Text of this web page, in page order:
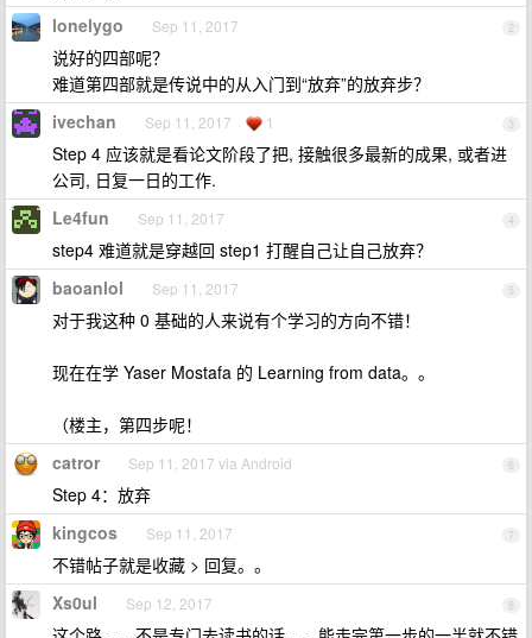
2
lonelygo Sep 11, 2017
说好的四部呢？
难道第四部就是传说中的从入门到“放弃”的放弃步？
3
ivechan Sep 11, 2017 1
Step 4 应该就是看论文阶段了把, 接触很多最新的成果, 或者进
公司, 日复一日的工作.
4
Le4fun Sep 11, 2017
step4 难道就是穿越回 step1 打醒自己让自己放弃？
5
baoanlol Sep 11, 2017
对于我这种 0 基础的人来说有个学习的方向不错！
现在在学 Yaser Mostafa 的 Learning from data。。
（楼主，第四步呢！
6
catror Sep 11, 2017 via Android
Step 4：放弃
7
kingcos Sep 11, 2017
不错帖子就是收藏 > 回复。。
8
Xs0ul Sep 12, 2017